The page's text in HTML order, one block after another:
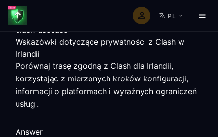
PL
clash-usecase
Wskazówki dotyczące prywatności z Clash w
Irlandii
Porównaj trasę zgodną z Clash dla Irlandii,
korzystając z mierzonych kroków konfiguracji,
informacji o platformach i wyraźnych ograniczeń
usługi.
Answer